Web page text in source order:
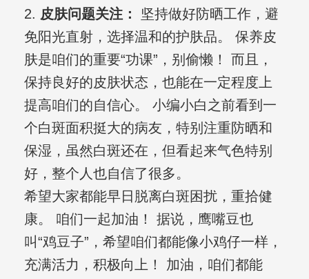
2. 皮肤问题关注：
坚持做好防晒工作，避
免阳光直射，选择温和的护肤品。 保养皮
肤是咱们的重要“功课”，别偷懒！ 而且，
保持良好的皮肤状态，也能在一定程度上
提高咱们的自信心。 小编小白之前看到一
个白斑面积挺大的病友，特别注重防晒和
保湿，虽然白斑还在，但看起来气色特别
好，整个人也自信了很多。
希望大家都能早日脱离白斑困扰，重拾健
康。 咱们一起加油！ 据说，鹰嘴豆也
叫“鸡豆子”，希望咱们都能像小鸡仔一样，
充满活力，积极向上！ 加油，咱们都能